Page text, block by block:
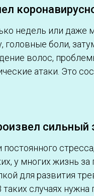
недель или даже
боли,
волос,
атаки. Это
у многих жизнь
для развития
случаях